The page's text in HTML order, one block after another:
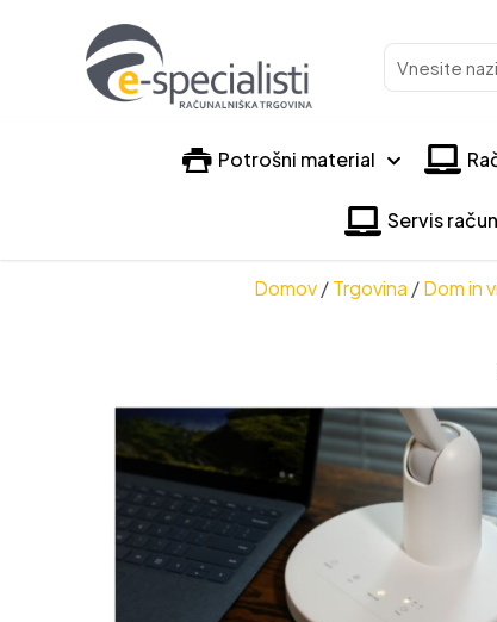
Vnesite
naziv
Potrošni material
Servis
Domov / Trgovina / Dom in